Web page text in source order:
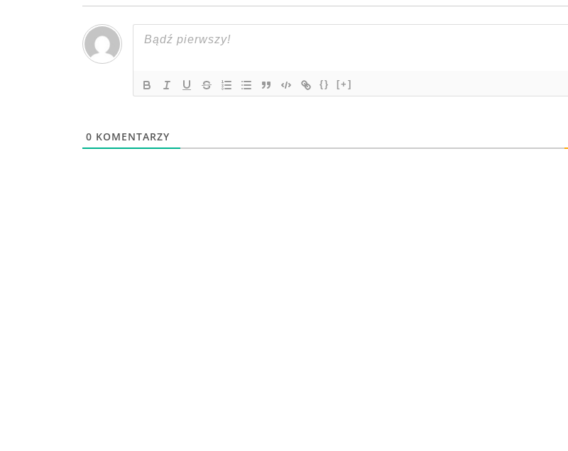
{} [+]
0 KOMENTARZY